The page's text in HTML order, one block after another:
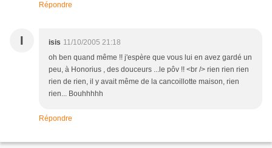
Répondre
I isis 11/10/2005 21:18
oh ben quand même !! j'espère que vous lui en avez gardé un
peu, à Honorius , des douceurs ...le pôv !! <br /> rien rien rien
rien de rien, il y avait même de la cancoillotte maison, rien
rien... Bouhhhhh
Répondre